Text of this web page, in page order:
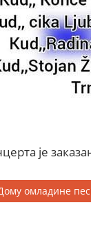
је
омладине